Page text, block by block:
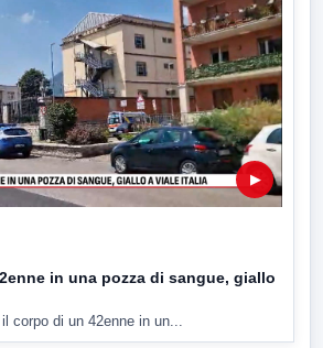
▶
in una pozza di sangue, giallo
corpo di un 42enne in un...